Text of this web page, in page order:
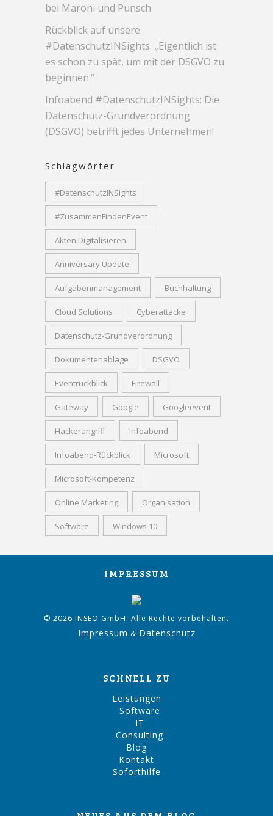
bei Maroni und Punsch
Rückblick auf unsere
#DatenschutzINSights: „Eigentlich ist
es schon zu spät, um mit der DSGVO zu
beginnen.“
Infoabend #DatenschutzINSights: Die
Datenschutz-Grundverordnung
(DSGVO) betrifft jedes Unternehmen!
Schlagwörter
#DatenschutzINSights
#ZusammenFindenEvent
Akten Digitalisieren
Anniversary Update
Aufgabenmanagement Buchhaltung
Cloud Solutions Cyberattacke
Datenschutz-Grundverordnung
Dokumentenablage DSGVO
Eventrückblick Firewall
Gateway Google Googleevent
Hackerangriff Infoabend
Infoabend-Rückblick Microsoft
Microsoft-Kompetenz
Online Marketing Organisation
Software Windows 10
IMPRESSUM
© 2026 INSEO GmbH. Alle Rechte vorbehalten.
Impressum & Datenschutz
SCHNELL ZU
Leistungen
Software
IT
Consulting
Blog
Kontakt
Soforthilfe